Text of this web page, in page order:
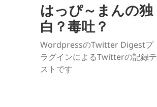
はっぴ～まんの独
白？毒吐？
WordpressのTwitter Digestプ
ラグインによるTwitterの記録テ
ストです